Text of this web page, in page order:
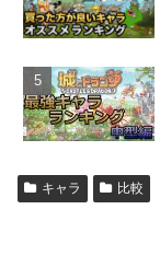
キャラ 比較